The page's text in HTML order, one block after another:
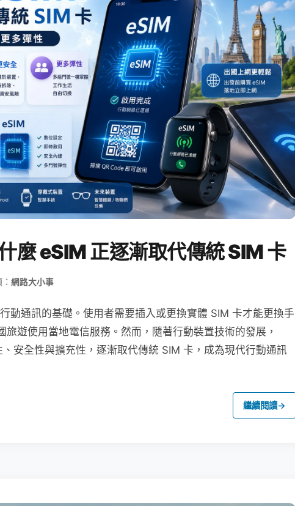
麼 eSIM 正逐漸取代傳統 SIM 卡
網路大小事
動通訊的基礎。使用者需要插入或更換實體 SIM 卡才能更換手
旅遊使用當地電信服務。然而，隨著行動裝置技術的發展，
安全性與擴充性，逐漸取代傳統 SIM 卡，成為現代行動通訊
繼續閱讀→